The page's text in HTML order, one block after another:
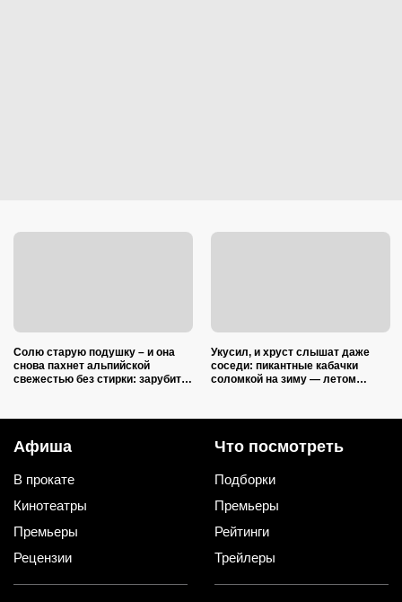
Солю старую подушку – и она
снова пахнет альпийской
свежестью без стирки: зарубите
Укусил, и хруст слышат даже
соседи: пикантные кабачки
соломкой на зиму — летом
Афиша
В прокате
Кинотеатры
Премьеры
Рецензии
Что посмотреть
Подборки
Премьеры
Рейтинги
Трейлеры